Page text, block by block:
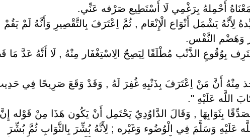
أَحْمِلهُ بِرَغْمِي لَا أَسْتَطِيع صَرْفه عَنِّي.
لِأَنَّهُ يَشْمَل أَنْوَاع الْإِنْعَام , ثُمَّ اِعْتَرَفَ بِالتَّقْصِيرِ وَأَنَّهُ لَمْ يَقُمْ
وَهَضْم النَّفْس.
بِوُقُوعِ الذَّنْب مُطْلَقًا لِيَصِحّ الِاسْتِغْفَار مِنْهُ , لَا أَنَّهُ عَدَّ مَا
مِنْهُ أَنَّ مَنْ اِعْتَرَفَ بِذَنْبِهِ غُفِرَ لَهُ , وَقَدْ وَقَعَ صَرِيحًا فِي
اللَّه عَلَيْهِ ".
بِثَوَابِهَا , وَقَالَ الدَّاوُدِيّ يَحْتَمِل أَنْ يَكُون هَذَا مِنْ قَوْله إِنَّ
عَلَيْهِ وَسَلَّمَ فِي الْوُضُوء وَغَيْره ; لِأَنَّهُ بُشِّرَ بِالثَّوَابِ ثُمَّ بُشِّرَ